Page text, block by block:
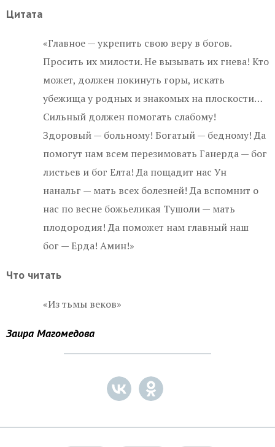
Цитата
«Главное — укрепить свою веру в богов.
Просить их милости. Не вызывать их гнева! Кто
может, должен покинуть горы, искать
убежища у родных и знакомых на плоскости…
Сильный должен помогать слабому!
Здоровый — больному! Богатый — бедному! Да
помогут нам всем перезимовать Ганерда — бог
листьев и бог Елта! Да пощадит нас Ун
нанальг — мать всех болезней! Да вспомнит о
нас по весне божьеликая Тушоли — мать
плодородия! Да поможет нам главный наш
бог — Ерда! Амин!»
Что читать
«Из тьмы веков»
Заира Магомедова